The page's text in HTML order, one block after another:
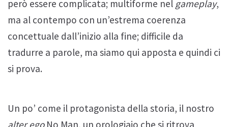
però essere complicata; multiforme nel gameplay,
ma al contempo con un’estrema coerenza
concettuale dall’inizio alla fine; difficile da
tradurre a parole, ma siamo qui apposta e quindi ci
si prova.
Un po’ come il protagonista della storia, il nostro
alter egoNo Man, un orologiaio che si ritrova